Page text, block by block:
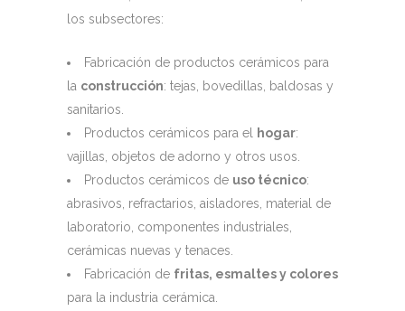
los subsectores:
Fabricación de productos cerámicos para
la construcción: tejas, bovedillas, baldosas y
sanitarios.
Productos cerámicos para el
hogar:
vajillas, objetos de adorno y otros usos.
Productos cerámicos de uso técnico:
abrasivos, refractarios, aisladores, material de
laboratorio, componentes industriales,
cerámicas nuevas y tenaces.
Fabricación de fritas, esmaltes y colores
para la industria cerámica.